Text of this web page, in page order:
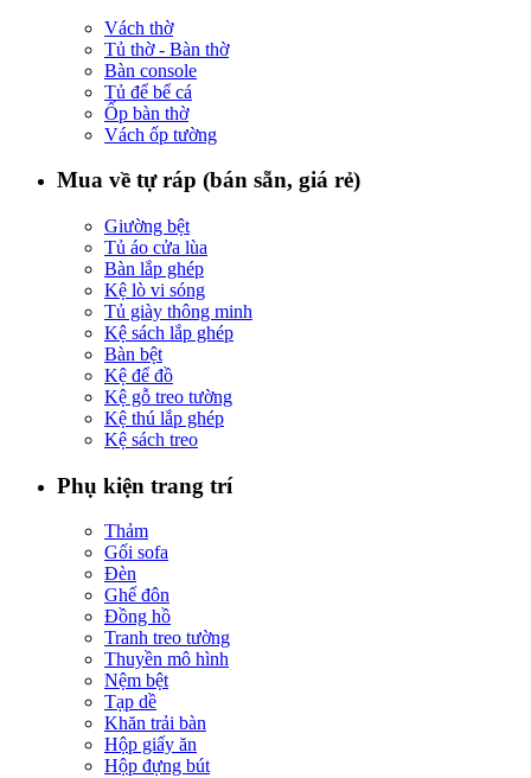
Vách thờ
Tủ thờ - Bàn thờ
Bàn console
Tủ để bể cá
Ốp bàn thờ
Vách ốp tường
Mua về tự ráp (bán sẵn, giá rẻ)
Giường bệt
Tủ áo cửa lùa
Bàn lắp ghép
Kệ lò vi sóng
Tủ giày thông minh
Kệ sách lắp ghép
Bàn bệt
Kệ để đồ
Kệ gỗ treo tường
Kệ thú lắp ghép
Kệ sách treo
Phụ kiện trang trí
Thảm
Gối sofa
Đèn
Ghế đôn
Đồng hồ
Tranh treo tường
Thuyền mô hình
Nệm bệt
Tạp dề
Khăn trải bàn
Hộp giấy ăn
Hộp đựng bút